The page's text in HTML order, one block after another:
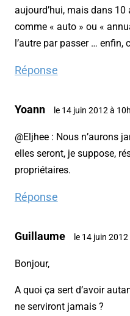
aujourd’hui, mais dans
comme « auto » ou «
l’autre par passer … enfin,
Réponse
Yoann le 14 juin 2012 à
@Eljhee : Nous n’aurons
elles seront, je suppose,
propriétaires.
Réponse
Guillaume le 14 juin
Bonjour,
A quoi ça sert d’avoir
ne serviront jamais ?